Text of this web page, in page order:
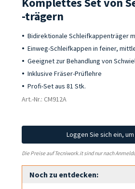
-trägern
Bidirektionale Schleifkappenträger
Einweg-Schleifkappen in feiner,
Geeignet zur Behandlung von
Inklusive Fräser-Prüflehre
Profi-Set aus 81 Stk.
Art.-Nr.: CM912A
Loggen Sie sich ein,
Die Preise auf Tecniwork.it sind nur nach
Noch zu entdecken: